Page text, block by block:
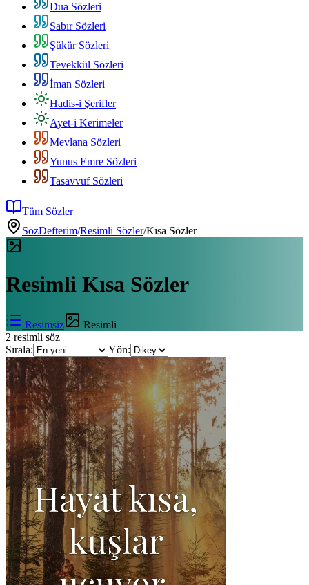
Dua Sözleri
Sabır Sözleri
Şükür Sözleri
Tevekkül Sözleri
İman Sözleri
Hadis-i Şerifler
Ayet-i Kerimeler
Mevlana Sözleri
Yunus Emre Sözleri
Tasavvuf Sözleri
Tüm Sözler
SözDefterim/Resimli Sözler/Kısa Sözler
Resimli Kısa Sözler
Resimsiz
Resimli
2 resimli söz
Sırala:
Yön: